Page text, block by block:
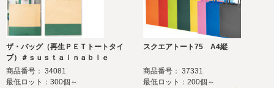
ザ・バッグ（再生ＰＥＴトートタイ
プ）＃ｓｕｓｔａｉｎａｂｌｅ
商品番号： 34081
最低ロット：300個～
スクエアトート75 A4縦
商品番号： 37331
最低ロット：200個～